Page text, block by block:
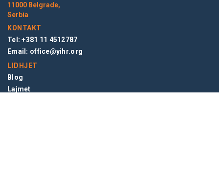
11000 Belgrade,
Serbia
KONTAKT
Tel: +381 11 4512787
Email: office@yihr.org
LIDHJET
Blog
Lajmet